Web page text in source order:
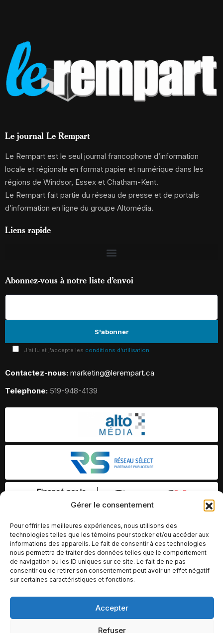
Gérer le consentement
Pour offrir les meilleures expériences, nous utilisons des
technologies telles que les témoins pour stocker et/ou accéder aux
informations des appareils. Le fait de consentir à ces technologies
nous permettra de traiter des données telles que le comportement
de navigation ou les ID uniques sur ce site. Le fait de ne pas
consentir ou de retirer son consentement peut avoir un effet négatif
sur certaines caractéristiques et fonctions.
Accepter
Refuser
Le journal Le Rempart
Le Rempart est le seul journal francophone d’information
locale et régionale en format papier et numérique dans les
régions de Windsor, Essex et Chatham-Kent.
Le Rempart fait partie du réseau de presse et de portails
d’information en ligne du groupe Altomédia.
Liens rapide
Abonnez-vous à notre liste d’envoi
J'ai lu et j'accepte les conditions d'utilisation
Contactez-nous: marketing@lerempart.ca
Telephone: 519-948-4139
© Copyright 2026 – Altomédia Inc |
Ce site internet a été conçu et développé par Chameleon Ideas